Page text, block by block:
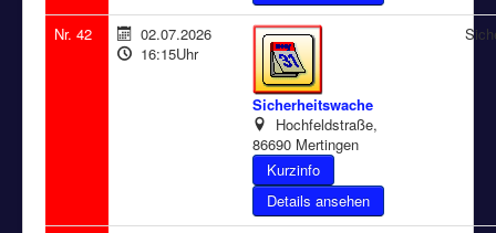
Nr. 42
02.07.2026
16:15Uhr
Sicherheitswache
Hochfeldstraße,
86690 Mertingen
Details ansehen